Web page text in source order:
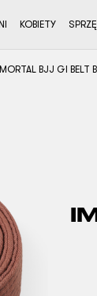
KOBIETY
BJJ GI BELT